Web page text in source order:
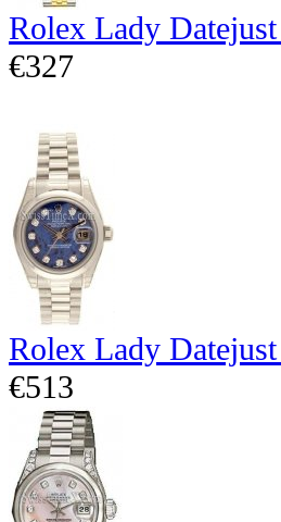
Rolex Lady
€327
Rolex Lady
€513